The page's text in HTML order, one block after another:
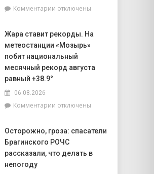
7
августа
электроэнергии
Комментариик
Зенкевич
проверила
готовность
торговых
учебного
отключены
Жара ставит рекорды. На
метеостанции «Мозырь»
побит национальный
месячный рекорд августа
равный +38.9°
06.08.2026
Комментариик
ставит
рекорды.
На
отключены
Осторожно, гроза: спасатели
Брагинского РОЧС
рассказали, что делать в
непогоду